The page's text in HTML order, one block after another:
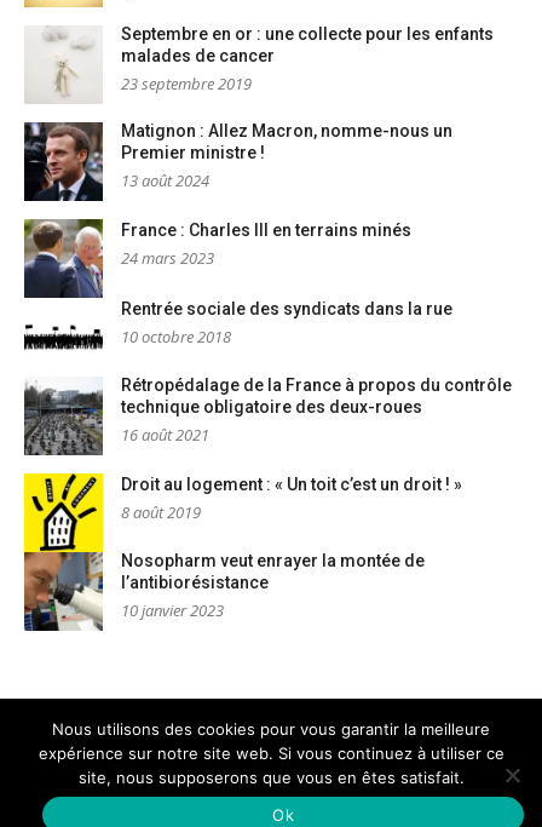
Septembre en or : une collecte pour les enfants
malades de cancer
23 septembre 2019
Matignon : Allez Macron, nomme-nous un
Premier ministre !
13 août 2024
France : Charles III en terrains minés
24 mars 2023
Rentrée sociale des syndicats dans la rue
10 octobre 2018
Rétropédalage de la France à propos du contrôle
technique obligatoire des deux-roues
16 août 2021
Droit au logement : « Un toit c’est un droit ! »
8 août 2019
Nosopharm veut enrayer la montée de
l’antibiorésistance
10 janvier 2023
Mentions légales
Nous contacter
Copyright © AM Dignités - L'info sociale, solidaire et engagée–
Thème Glob parFameThemes
Nous utilisons des cookies pour vous garantir la meilleure
expérience sur notre site web. Si vous continuez à utiliser ce
site, nous supposerons que vous en êtes satisfait.
Ok